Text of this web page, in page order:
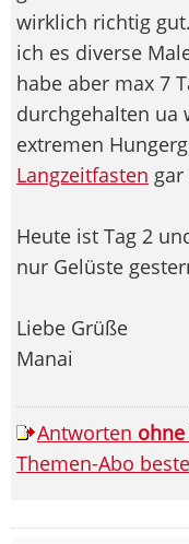
wirklich richtig
ich es diverse
habe aber max 7
durchgehalten ua
extremen
Langzeitfasten
Heute ist Tag 2
nur Gelüste
Liebe Grüße
Manai
Antworten ohne
Themen-Abo